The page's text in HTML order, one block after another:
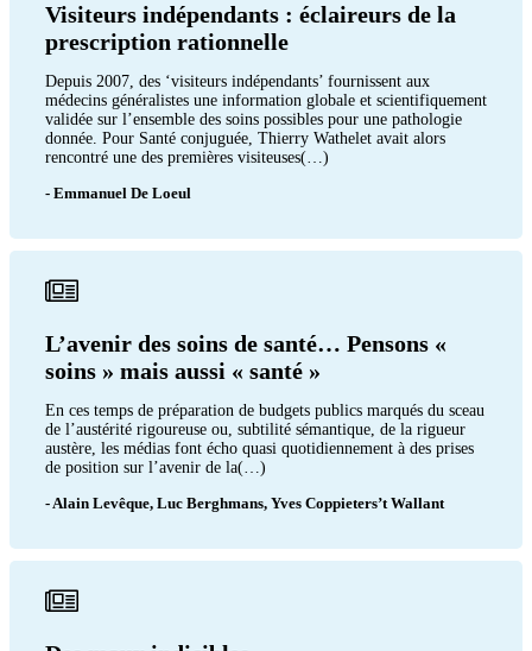
Visiteurs indépendants : éclaireurs de la
prescription rationnelle
Depuis 2007, des ‘visiteurs indépendants’ fournissent aux
médecins généralistes une information globale et scientifiquement
validée sur l’ensemble des soins possibles pour une pathologie
donnée. Pour Santé conjuguée, Thierry Wathelet avait alors
rencontré une des premières visiteuses(…)
- Emmanuel De Loeul
L’avenir des soins de santé… Pensons «
soins » mais aussi « santé »
En ces temps de préparation de budgets publics marqués du sceau
de l’austérité rigoureuse ou, subtilité sémantique, de la rigueur
austère, les médias font écho quasi quotidiennement à des prises
de position sur l’avenir de la(…)
- Alain Levêque, Luc Berghmans, Yves Coppieters’t Wallant